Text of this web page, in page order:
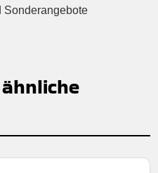
Sonderangebote